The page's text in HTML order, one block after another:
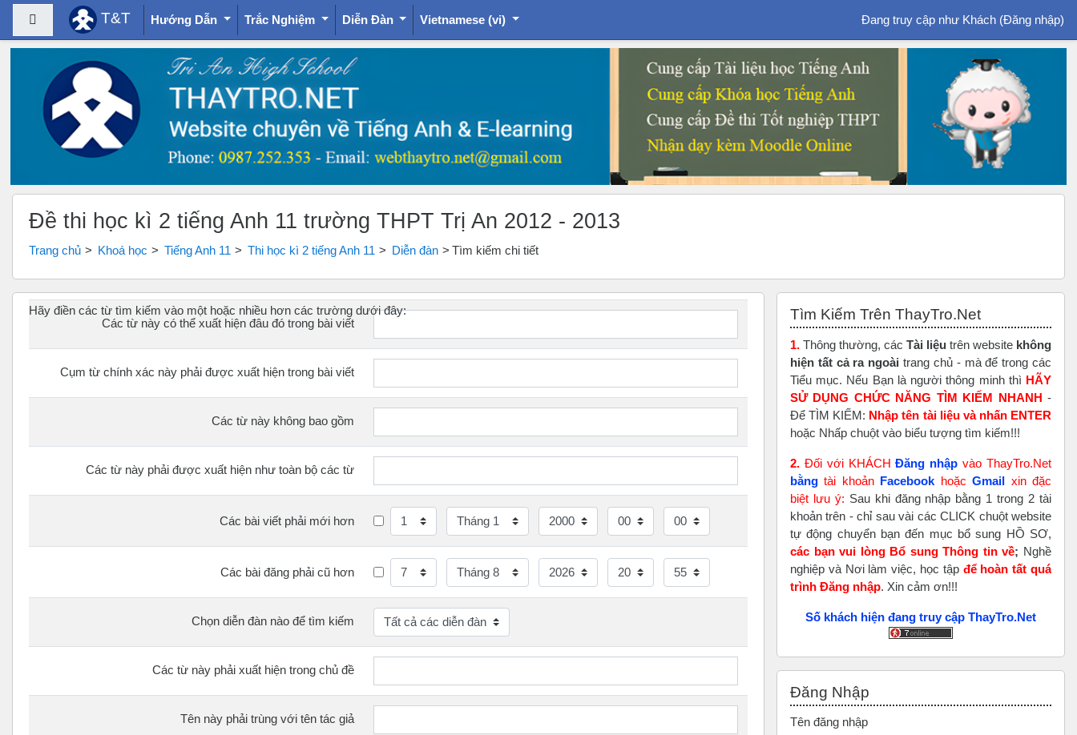
Chuyển tới nội dung chính
Bảng điều khiển cạnh
T&T Hướng Dẫn Trắc Nghiệm Diễn Đàn Vietnamese ‎(vi)‎ Đang truy cập như Khách (Đăng nhập)
Đề thi học kì 2 tiếng Anh 11 trường THPT Trị An 2012 - 2013
Trang chủ Khoá học Tiếng Anh 11 Thi học kì 2 tiếng Anh 11 Diễn đàn Tìm kiếm chi tiết
Hãy điền các từ tìm kiếm vào một hoặc nhiều hơn các trường dưới đây:
Các từ này có thể xuất hiện đâu đó trong bài viết
Cụm từ chính xác này phải được xuất hiện trong bài viết
Các từ này không bao gồm
Các từ này phải được xuất hiện như toàn bộ các từ
Các bài viết phải mới hơn Ngày Tháng Năm Phút
Các bài đăng phải cũ hơn Ngày Tháng Năm Phút
Chọn diễn đàn nào để tìm kiếm
Các từ này phải xuất hiện trong chủ đề
Tên này phải trùng với tên tác giả
Tìm Kiếm Trên ThayTro.Net
1. Thông thường, các Tài liệu trên website không
hiện tất cả ra ngoài trang chủ - mà để trong các
Tiểu mục. Nếu Bạn là người thông minh thì HÃY
SỬ DỤNG CHỨC NĂNG TÌM KIẾM NHANH -
Để TÌM KIẾM: Nhập tên tài liệu và nhấn ENTER
hoặc Nhấp chuột vào biểu tượng tìm kiếm!!!
2. Đối với KHÁCHĐăng nhập vào ThayTro.Net
bằng tài khoản Facebook hoặcGmail xin đặc
biệt lưu ý: Sau khi đăng nhập bằng 1 trong 2 tài
khoản trên - chỉ sau vài các CLICK chuột website
tự động chuyển bạn đến mục bổ sung HỒ SƠ,
các bạn vui lòng Bổ sung Thông tin về; Nghề
nghiệp và Nơi làm việc, học tập để hoàn tấtquá
trình Đăng nhập. Xin cảm ơn!!!
Số khách hiện đang truy cập ThayTro.Net
Đăng Nhập
Tên đăng nhập